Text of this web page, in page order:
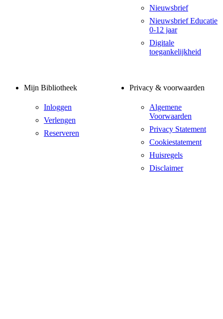
Nieuwsbrief
Nieuwsbrief Educatie
0-12 jaar
Digitale
toegankelijkheid
Mijn Bibliotheek
Inloggen
Verlengen
Reserveren
Privacy & voorwaarden
Algemene
Voorwaarden
Privacy Statement
Cookiestatement
Huisregels
Disclaimer